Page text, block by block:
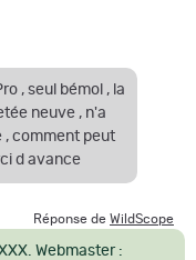
4K UHD
Android
, seul bémol , la
neuve , n'a
, comment peut
d avance
Réponse de WildScope
Webmaster :